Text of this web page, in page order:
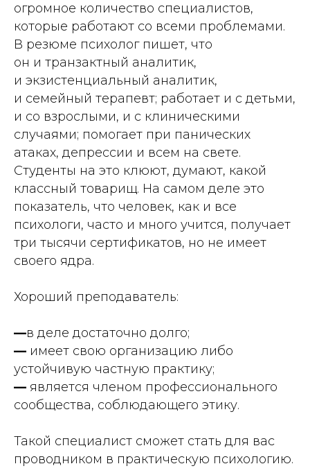
огромное количество специалистов,
которые работают со всеми проблемами.
В резюме психолог пишет, что
он и транзактный аналитик,
и экзистенциальный аналитик,
и семейный терапевт; работает и с детьми,
и со взрослыми, и с клиническими
случаями; помогает при панических
атаках, депрессии и всем на свете.
Студенты на это клюют, думают, какой
классный товарищ. На самом деле это
показатель, что человек, как и все
психологи, часто и много учится, получает
три тысячи сертификатов, но не имеет
своего ядра.
Хороший преподаватель:
—в деле достаточно долго;
— имеет свою организацию либо
устойчивую частную практику;
— является членом профессионального
сообщества, соблюдающего этику.
Такой специалист сможет стать для вас
проводником в практическую психологию.